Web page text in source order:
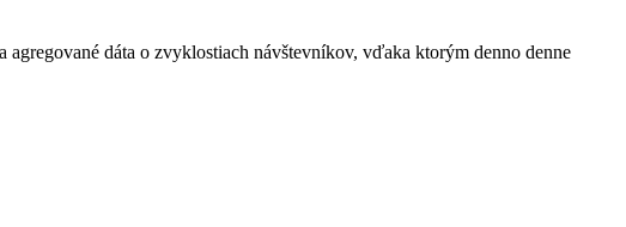
dáta o zvyklostiach návštevníkov, vďaka ktorým denno denne